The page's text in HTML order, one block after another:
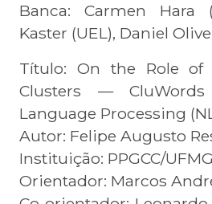
Banca: Carmen Hara
Kaster (UEL), Daniel
Título: On the Role of
Clusters —
Language Processing
Autor: Felipe Augusto
Instituição: PPGCC/UFMG
Orientador: Marcos